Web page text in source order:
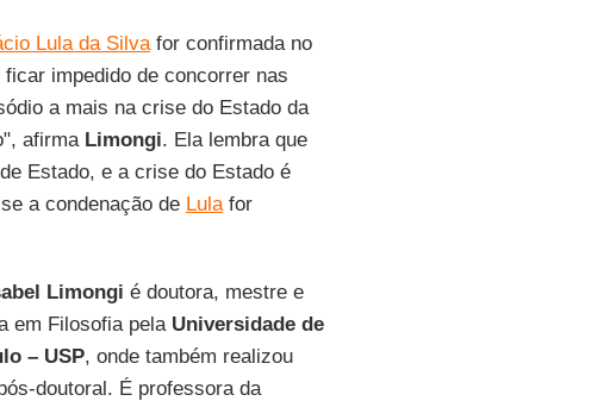
Lula da Silvafor confirmada no
impedido de concorrer nas
a mais na crise do Estado da
afirma Limongi. Ela lembra que
Estado, e a crise do Estado é
a condenação de Lulafor
Limongi é doutora, mestre e
em Filosofia pela Universidade de
– USP, onde também realizou
doutoral. É professora da